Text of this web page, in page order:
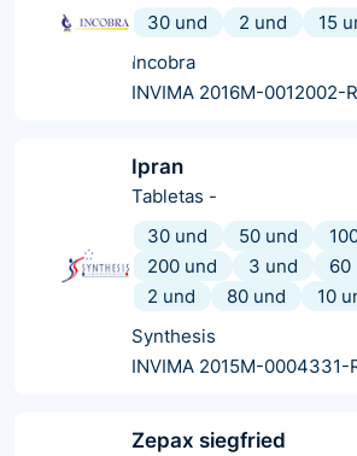
30 und
2 und
15
Incobra
INVIMA 2016M-0012002-
Ipran
Tabletas -
30 und
50 und
200 und
3 und 60
2 und
80 und 10
Synthesis
INVIMA 2015M-0004331-
Zepax siegfried